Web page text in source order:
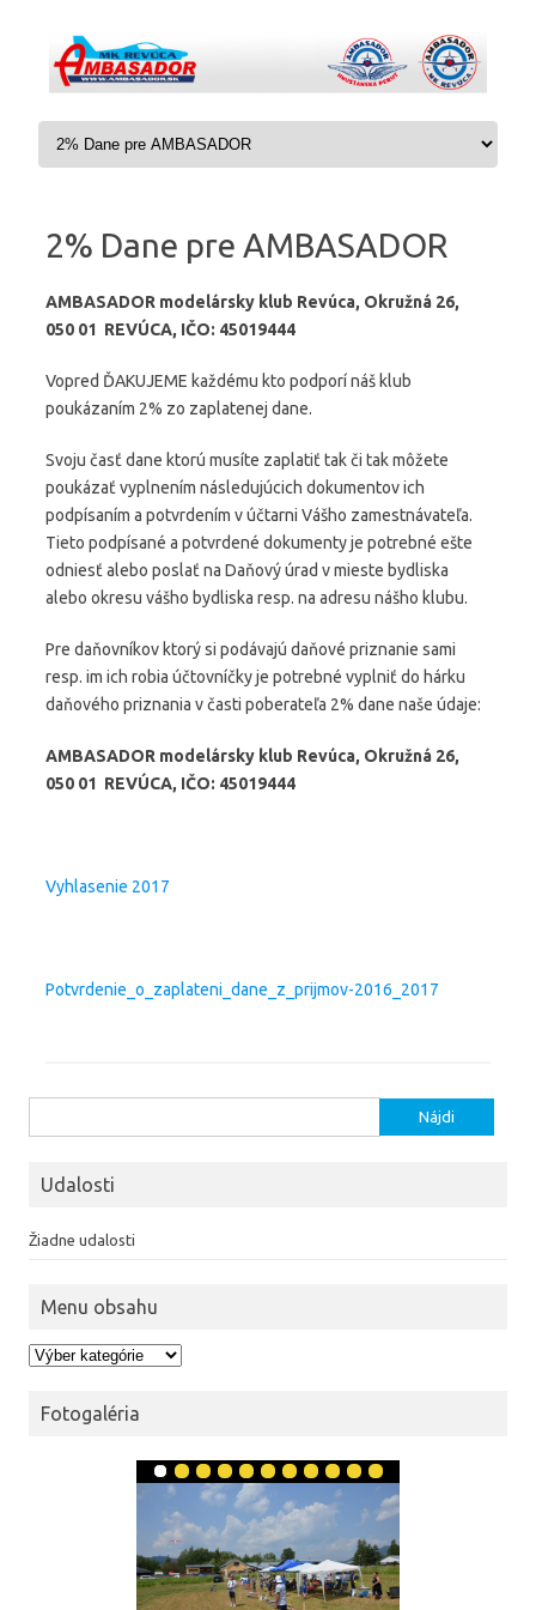
Preskočiť na obsah
2% Dane pre AMBASADOR
AMBASADOR modelársky klub Revúca, Okružná 26,
050 01 REVÚCA, IČO: 45019444
Vopred ĎAKUJEME každému kto podporí náš klub
poukázaním 2% zo zaplatenej dane.
Svoju časť dane ktorú musíte zaplatiť tak či tak môžete
poukázať vyplnením následujúcich dokumentov ich
podpísaním a potvrdením v účtarni Vášho zamestnávateľa.
Tieto podpísané a potvrdené dokumenty je potrebné ešte
odniesť alebo poslať na Daňový úrad v mieste bydliska
alebo okresu vášho bydliska resp. na adresu nášho klubu.
Pre daňovníkov ktorý si podávajú daňové priznanie sami
resp. im ich robia účtovníčky je potrebné vyplniť do hárku
daňového priznania v časti poberateľa 2% dane naše údaje:
AMBASADOR modelársky klub Revúca, Okružná 26,
050 01 REVÚCA, IČO: 45019444
Vyhlasenie 2017
Potvrdenie_o_zaplateni_dane_z_prijmov-2016_2017
Udalosti
Žiadne udalosti
Menu obsahu
Menu obsahu
Fotogaléria